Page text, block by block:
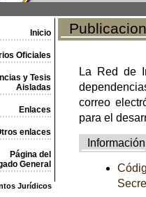
Inicio
Oficiales
y Tesis
Aisladas
Enlaces
enlaces
Página del
General
Jurídicos
La Red de
correo
para el
Información